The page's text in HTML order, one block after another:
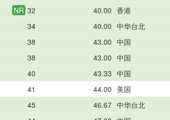
NR 32 40.00 香港
34 40.00 中华台北
38 43.00 中国
38 43.00 中国
40 43.33 中国
41 44.00 美国
45 46.67 中华台北